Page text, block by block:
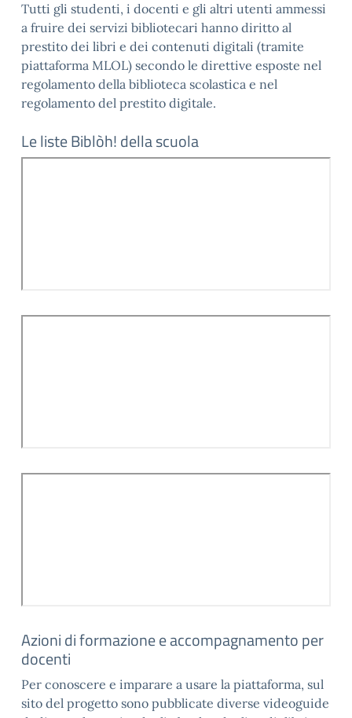
Tutti gli studenti, i docenti e gli altri utenti ammessi
a fruire dei servizi bibliotecari hanno diritto al
prestito dei libri e dei contenuti digitali (tramite
piattaforma MLOL) secondo le direttive esposte nel
regolamento della biblioteca scolastica e nel
regolamento del prestito digitale.
Le liste Biblòh! della scuola
Azioni di formazione e accompagnamento per
docenti
Per conoscere e imparare a usare la piattaforma, sul
sito del progetto sono pubblicate diverse videoguide